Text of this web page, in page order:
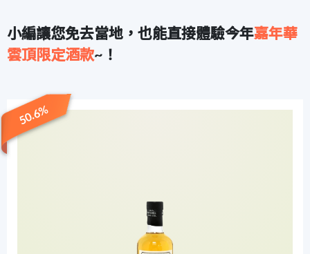
小編讓您免去當地，也能直接體驗今年嘉年華
雲頂限定酒款~！
50.6%